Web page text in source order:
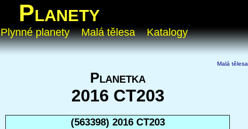
Planety
Plynné planety Malá tělesa Katalogy
Malá tělesa
Planetka
2016 CT203
(563398) 2016 CT203